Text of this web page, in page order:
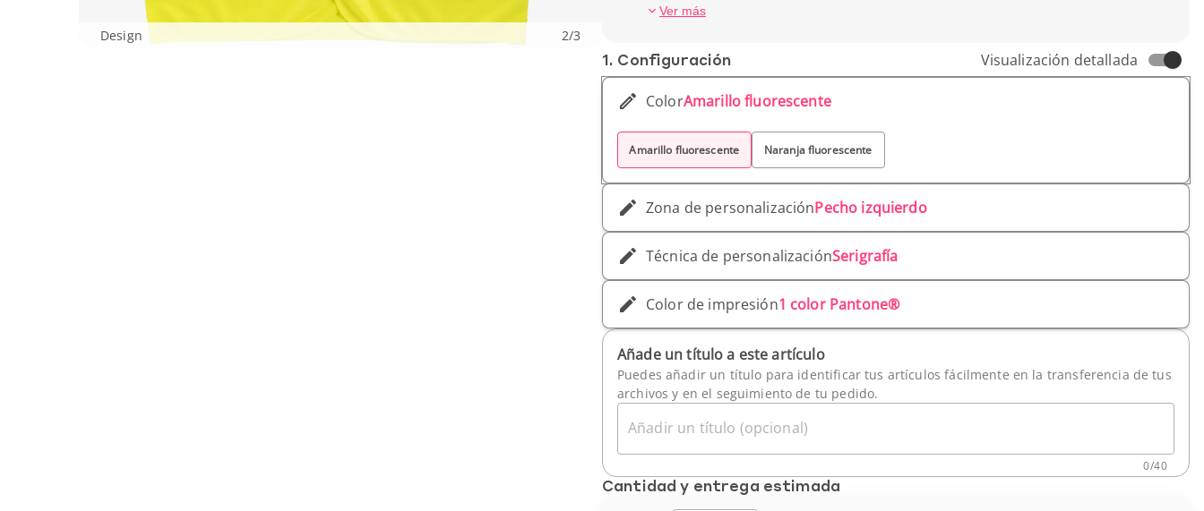
Design 2/3
Anchura (cm): 65 cm
Ver más
1. Conf­iguración Visualización detallada
ColorAmarillo fluorescente
Amarillo fluorescente Naranja fluorescente
Zona de personalizaciónPecho izquierdo
Técnica de personalizaciónSerigrafía
Color de impresión1 color Pantone®
Añade un título a este artículo
Puedes añadir un título para identificar tus artículos fácilmente en la transferencia de tus
archivos y en el seguimiento de tu pedido.
Añadir un título (opcional)
0/40
Cantidad y entrega estimada